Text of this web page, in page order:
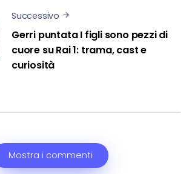
Successivo
Gerri puntata I figli sono pezzi di
cuore su Rai 1: trama, cast e
curiosità
Mostra i commenti